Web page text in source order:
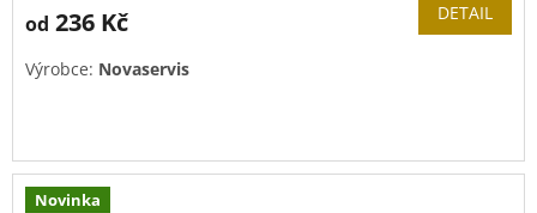
od 236 Kč DETAIL
Výrobce: Novaservis
Novinka